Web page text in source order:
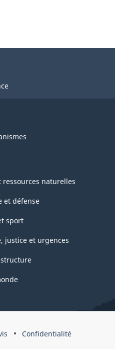
ressources naturelles
et défense
sport
justice et urgences
Confidentialité